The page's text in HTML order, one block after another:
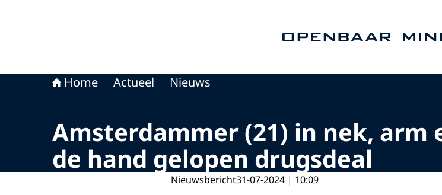
Home Actueel Nieuws
Amsterdammer (21) in nek,
de hand gelopen drugsdeal
Nieuwsbericht31-07-2024 | 10:09